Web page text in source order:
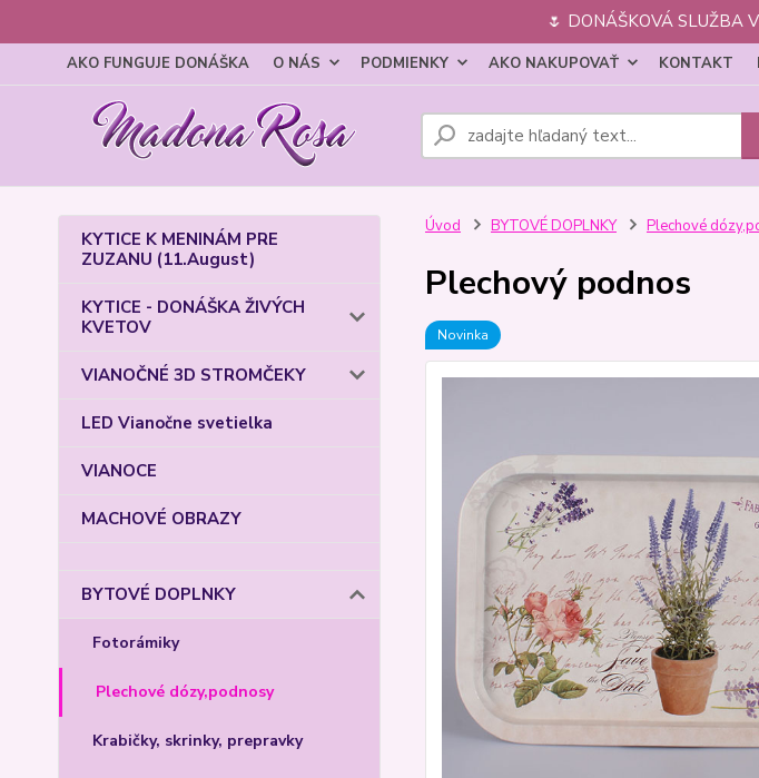
🌷 DONÁŠKOVÁ SLUŽBA
AKO FUNGUJE DONÁŠKA O NÁS PODMIENKY AKO NAKUPOVAŤ KONTAKT
KYTICE K MENINÁM PRE
ZUZANU (11.August)
KYTICE - DONÁŠKA ŽIVÝCH
KVETOV
VIANOČNÉ 3D STROMČEKY
LED Vianočne svetielka
VIANOCE
MACHOVÉ OBRAZY
BYTOVÉ DOPLNKY
Fotorámiky
Plechové dózy,podnosy
Krabičky, skrinky, prepravky
Úvod BYTOVÉ DOPLNKY Plechové
Plechový podnos
Novinka